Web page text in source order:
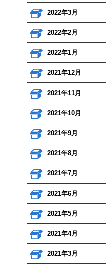
2022年3月
2022年2月
2022年1月
2021年12月
2021年11月
2021年10月
2021年9月
2021年8月
2021年7月
2021年6月
2021年5月
2021年4月
2021年3月